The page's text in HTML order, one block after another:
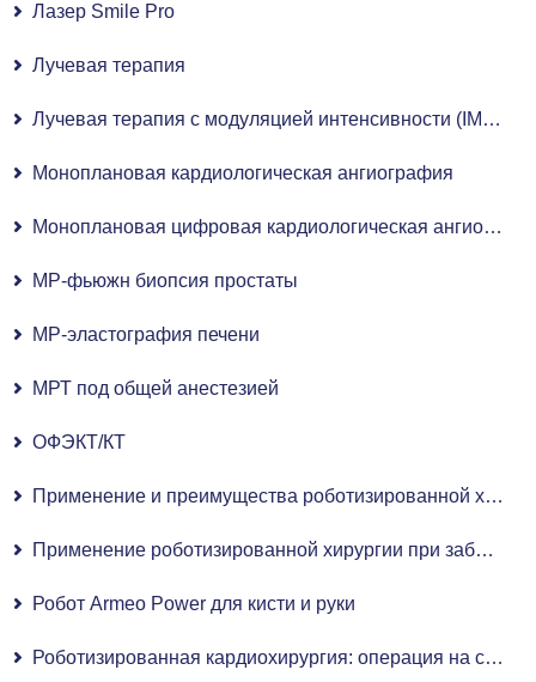
Лазер Smile Pro
Лучевая терапия
Лучевая терапия с модуляцией интенсивности (IMRT)
Моноплановая кардиологическая ангиография
Моноплановая цифровая кардиологическая ангиографическая система с плоскопанельным детектором
МР-фьюжн биопсия простаты
МР-эластография печени
МРТ под общей анестезией
ОФЭКТ/КТ
Применение и преимущества роботизированной хирургии в гинекологии
Применение роботизированной хирургии при заболеваниях уха, горла и носа (ЛОР)
Робот Armeo Power для кисти и руки
Роботизированная кардиохирургия: операция на сердце с роботизированной ассистенцией